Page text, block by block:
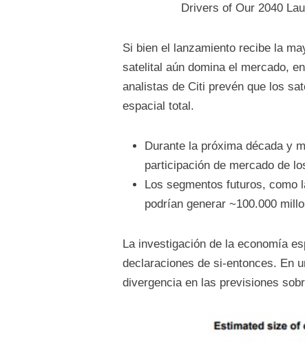
Drivers of Our 2040
Si bien el lanzamiento recibe la
satelital aún domina el mercado,
analistas de Citi prevén que los
espacial total.
Durante la próxima década y
participación de mercado de
Los segmentos futuros, como
podrían generar ~100.000
La investigación de la economía
declaraciones de si-entonces. En
divergencia en las previsiones